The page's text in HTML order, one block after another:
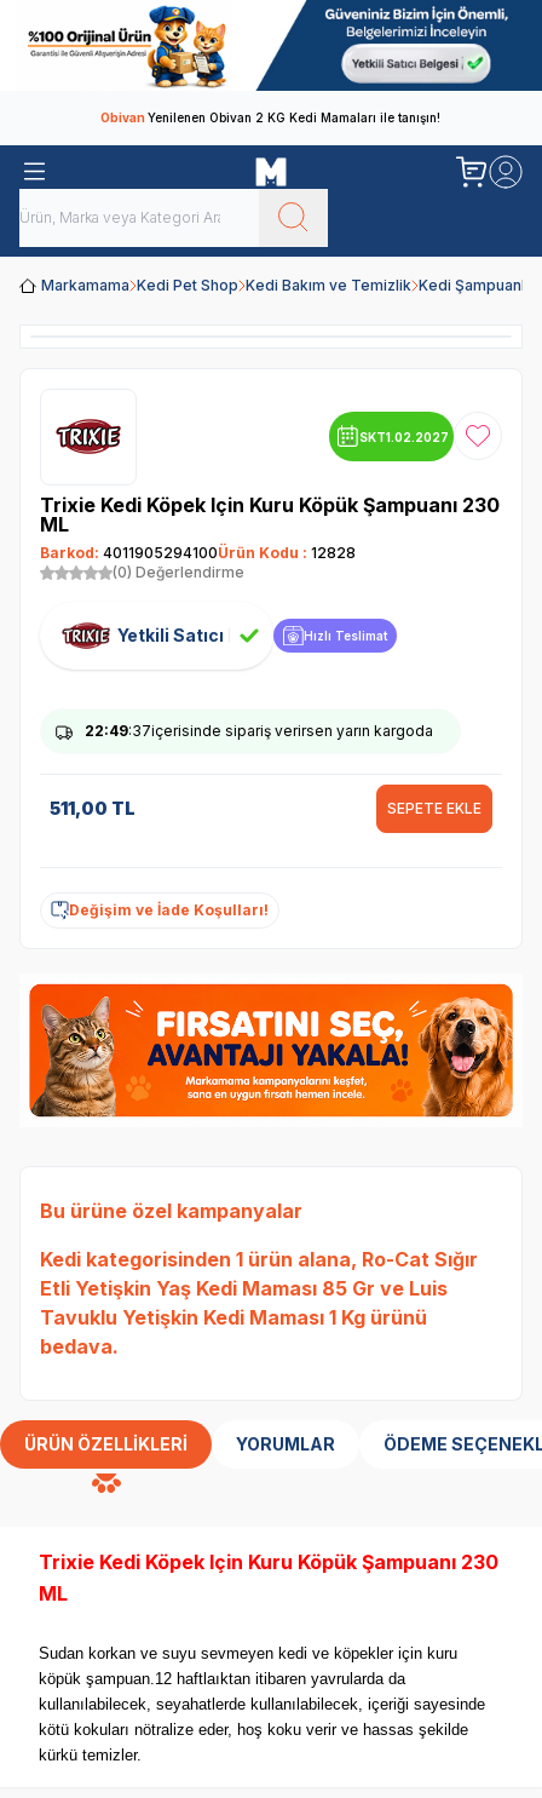
ObivanYenilenen Obivan 2 KG Kedi Mamaları ile tanışın!
Markamama Kedi Pet Shop Kedi Bakım ve Temizlik Kedi
SKT1.02.2027 Favoriye
Trixie Kedi Köpek Için Kuru Köpük Şampuanı 230
ML
Barkod: 4011905294100Ürün Kodu : 12828
(0) Değerlendirme
Yetkili Satıcı Hızlı Teslimat
22:49:37içerisinde sipariş verirsen yarın kargoda
511,00 TL SEPETE EKLE
Değişim ve İade Koşulları!
Bu ürüne özel kampanyalar
Kedi kategorisinden 1 ürün alana, Ro-Cat Sığır
Etli Yetişkin Yaş Kedi Maması 85 Gr ve Luis
Tavuklu Yetişkin Kedi Maması 1 Kg ürünü
bedava.
ÜRÜN ÖZELLIKLERI YORUMLAR ÖDEME
Trixie Kedi Köpek Için Kuru Köpük Şampuanı 230
ML
Sudan korkan ve suyu sevmeyen kedi ve köpekler için kuru
köpük şampuan.12 haftlaıktan itibaren yavrularda da
kullanılabilecek, seyahatlerde kullanılabilecek, içeriği sayesinde
kötü kokuları nötralize eder, hoş koku verir ve hassas şekilde
kürkü temizler.